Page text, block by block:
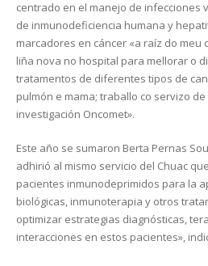
centrado en el manejo de infecciones
de inmunodeficiencia humana y
marcadores en cáncer «a raíz do meu
liña nova no hospital para mellorar o
tratamentos de diferentes tipos de
pulmón e mama; traballo co servizo
investigación Oncomet».
Este año se sumaron Berta Pernas
adhirió al mismo servicio del Chuac
pacientes inmunodeprimidos para la
biológicas, inmunoterapia y otros
optimizar estrategias diagnósticas,
interacciones en estos pacientes»,